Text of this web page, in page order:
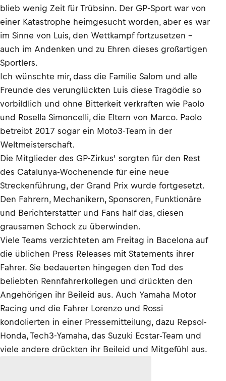
blieb wenig Zeit für Trübsinn. Der GP-Sport war von
einer Katastrophe heimgesucht worden, aber es war
im Sinne von Luis, den Wettkampf fortzusetzen –
auch im Andenken und zu Ehren dieses großartigen
Sportlers.
Ich wünschte mir, dass die Familie Salom und alle
Freunde des verunglückten Luis diese Tragödie so
vorbildlich und ohne Bitterkeit verkraften wie Paolo
und Rosella Simoncelli, die Eltern von Marco. Paolo
betreibt 2017 sogar ein Moto3-Team in der
Weltmeisterschaft.
Die Mitglieder des GP-Zirkus’ sorgten für den Rest
des Catalunya-Wochenende für eine neue
Streckenführung, der Grand Prix wurde fortgesetzt.
Den Fahrern, Mechanikern, Sponsoren, Funktionäre
und Berichterstatter und Fans half das, diesen
grausamen Schock zu überwinden.
Viele Teams verzichteten am Freitag in Bacelona auf
die üblichen Press Releases mit Statements ihrer
Fahrer. Sie bedauerten hingegen den Tod des
beliebten Rennfahrerkollegen und drückten den
Angehörigen ihr Beileid aus. Auch Yamaha Motor
Racing und die Fahrer Lorenzo und Rossi
kondolierten in einer Pressemitteilung, dazu Repsol-
Honda, Tech3-Yamaha, das Suzuki Ecstar-Team und
viele andere drückten ihr Beileid und Mitgefühl aus.